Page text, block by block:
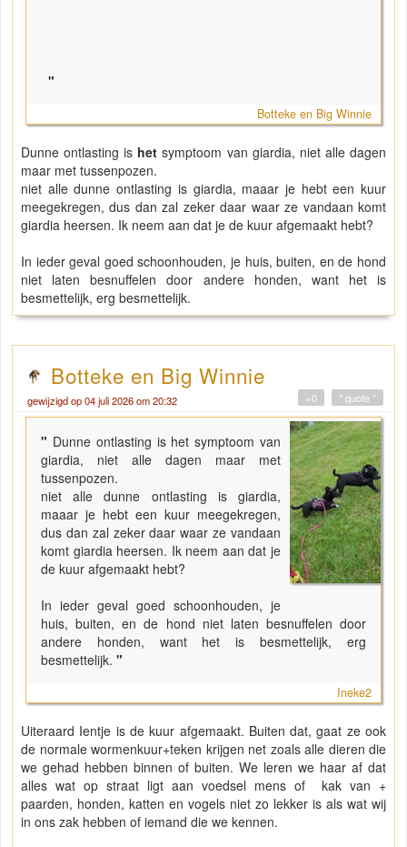
"
Botteke en Big Winnie
Dunne ontlasting is het symptoom van giardia, niet alle dagen
maar met tussenpozen.
niet alle dunne ontlasting is giardia, maaar je hebt een kuur
meegekregen, dus dan zal zeker daar waar ze vandaan komt
giardia heersen. Ik neem aan dat je de kuur afgemaakt hebt?
In ieder geval goed schoonhouden, je huis, buiten, en de hond
niet laten besnuffelen door andere honden, want het is
besmettelijk, erg besmettelijk.
Botteke en Big Winnie
gewijzigd op 04 juli 2026 om 20:32 " quote "
+0
" Dunne ontlasting is het symptoom van
giardia, niet alle dagen maar met
tussenpozen.
niet alle dunne ontlasting is giardia,
maaar je hebt een kuur meegekregen,
dus dan zal zeker daar waar ze vandaan
komt giardia heersen. Ik neem aan dat je
de kuur afgemaakt hebt?
In ieder geval goed schoonhouden, je
huis, buiten, en de hond niet laten besnuffelen door
andere honden, want het is besmettelijk, erg
besmettelijk. "
Ineke2
Uiteraard Ientje is de kuur afgemaakt. Buiten dat, gaat ze ook
de normale wormenkuur+teken krijgen net zoals alle dieren die
we gehad hebben binnen of buiten. We leren we haar af dat
alles wat op straat ligt aan voedsel mens of kak van +
paarden, honden, katten en vogels niet zo lekker is als wat wij
in ons zak hebben of iemand die we kennen.